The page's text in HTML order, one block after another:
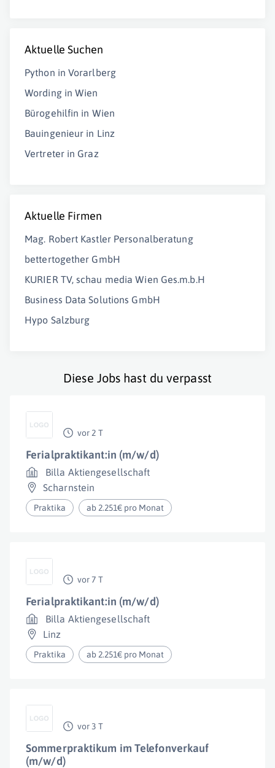
Aktuelle Suchen
Python in Vorarlberg
Wording in Wien
Bürogehilfin in Wien
Bauingenieur in Linz
Vertreter in Graz
Aktuelle Firmen
Mag. Robert Kastler Personalberatung
bettertogether GmbH
KURIER TV, schau media Wien Ges.m.b.H
Business Data Solutions GmbH
Hypo Salzburg
Diese Jobs hast du verpasst
vor 2 T
Ferialpraktikant:in (m/w/d)
Billa Aktiengesellschaft
Scharnstein
Praktika ab 2.251€ pro Monat
vor 7 T
Ferialpraktikant:in (m/w/d)
Billa Aktiengesellschaft
Linz
Praktika ab 2.251€ pro Monat
vor 3 T
Sommerpraktikum im Telefonverkauf
(m/w/d)